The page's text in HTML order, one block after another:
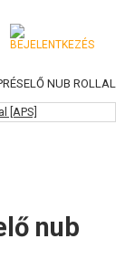
NUB ROLLAL
nub